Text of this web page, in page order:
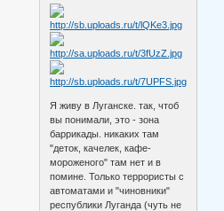
Я живу в Луганске. так, чтоб
вы понимали, это - зона
баррикады. никаких там
"деток, качелек, кафе-
мороженого" там нет и в
помине. Только террористы с
автоматами и "чиновники"
республики Луганда (чуть не